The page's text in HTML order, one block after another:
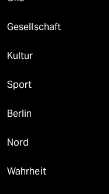
Gesellschaft
Kultur
Sport
Berlin
Nord
Wahrheit